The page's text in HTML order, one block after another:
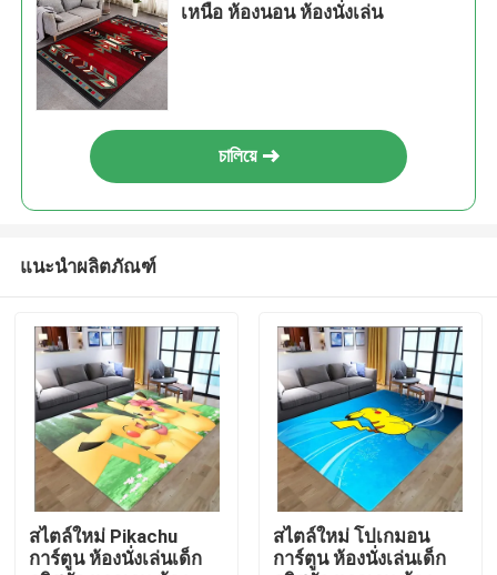
เหนือ ห้องนอน ห้องนั่งเล่น
চালিয়ে
แนะนำผลิตภัณฑ์
สไตล์ใหม่ Pikachu
การ์ตูน ห้องนั่งเล่นเด็ก
สไตล์ใหม่ โปเกมอน
การ์ตูน ห้องนั่งเล่นเด็ก